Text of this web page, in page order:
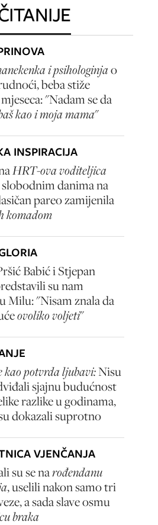
i psihologinjao
beba stiže
"Nadam se da
kao i moja mama"
INSPIRACIJA
HRT-ova voditeljica
danima na
pareo zamijenila
komadom
Babić i Stjepan
su nam
Milu: "Nisam znala da
ovoliko voljeti"
kao potvrda ljubavi:Nisu
sjajnu budućnost
razlike u godinama,
dokazali suprotno
VJENČANJA
su se narođendanu
, uselili nakon samo tri
a sada slave osmu
braka